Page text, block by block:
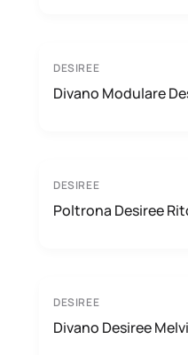
DESIREE
Divano Modulare
DESIREE
Poltrona Desiree
DESIREE
Divano Desiree